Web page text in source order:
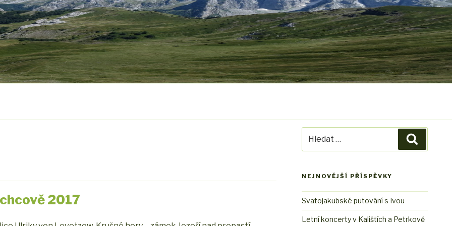
2017
NEJNOVĚJŠÍ PŘÍSPĚVKY
Svatojakubské putování s Ivou
Letní koncerty v Kalištích a Petrkově